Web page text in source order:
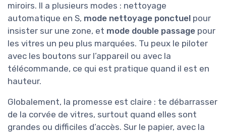
miroirs. Il a plusieurs modes : nettoyage
automatique en S, mode nettoyage ponctuel pour
insister sur une zone, et mode double passage pour
les vitres un peu plus marquées. Tu peux le piloter
avec les boutons sur l’appareil ou avec la
télécommande, ce qui est pratique quand il est en
hauteur.
Globalement, la promesse est claire : te débarrasser
de la corvée de vitres, surtout quand elles sont
grandes ou difficiles d’accès. Sur le papier, avec la